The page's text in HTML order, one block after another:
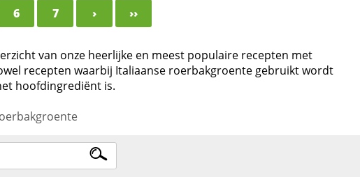
6 7 › ››
van onze heerlijke en meest populaire recepten met
recepten waarbij Italiaanse roerbakgroente gebruikt wordt
hoofdingrediënt is.